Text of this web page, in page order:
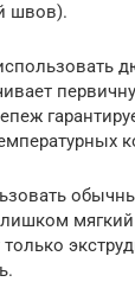
швов).